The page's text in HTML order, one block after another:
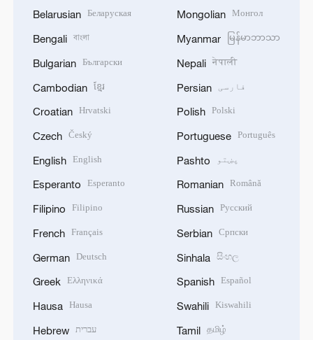
Belarusian Беларуская
Bengali বাংলা
Bulgarian Български
Cambodian ខ្មែរ
Croatian Hrvatski
Czech Český
English English
Esperanto Esperanto
Filipino Filipino
French Français
German Deutsch
Greek Ελληνικά
Hausa Hausa
Hebrew עברית
Mongolian Монгол
Myanmar မြန်မာဘာသာ
Nepali नेपाली
Persian فارسی
Polish Polski
Portuguese Português
Pashto پښتو
Romanian Română
Russian Русский
Serbian Српски
Sinhala සිංහල
Spanish Español
Swahili Kiswahili
Tamil தமிழ்